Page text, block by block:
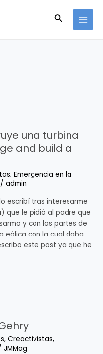
Buscar
una turbina
and build a
, Emergencia en la
/ admin
escribí tras interesarme
que le pidió al padre que
y con las partes de
eólica con la cual daba
este post ya que he
, Creactivistas,
JMMag